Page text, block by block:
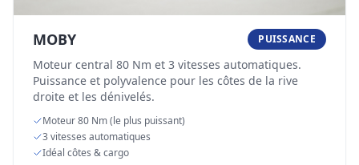
MOBY PUISSANCE
Moteur central 80 Nm et 3 vitesses automatiques.
Puissance et polyvalence pour les côtes de la rive
droite et les dénivelés.
Moteur 80 Nm (le plus puissant)
3 vitesses automatiques
Idéal côtes & cargo